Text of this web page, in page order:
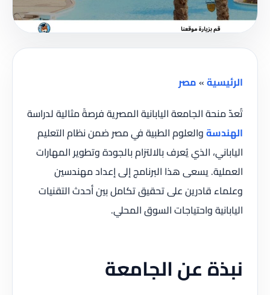
الرئيسية»مصر
تُعدّ منحة الجامعة اليابانية المصرية فرصةً مثالية لدراسة
الهندسةوالعلوم الطبية في مصر ضمن نظام التعليم
الياباني، الذي يُعرف بالالتزام بالجودة وتطوير المهارات
العملية. يسعى هذا البرنامج إلى إعداد مهندسين
وعلماء قادرين على تحقيق تكامل بين أحدث التقنيات
اليابانية واحتياجات السوق المحلي.
نبذة عن الجامعة